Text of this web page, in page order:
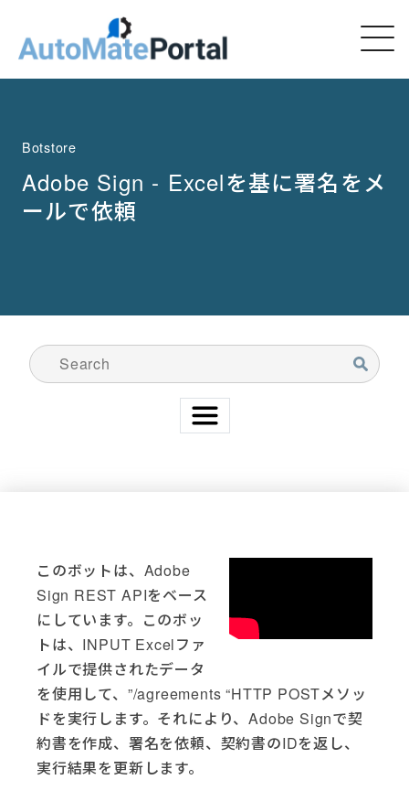
Botstore
Adobe Sign - Excelを基に署名をメ
ールで依頼
このボットは、Adobe
Sign REST APIをベース
にしています。このボッ
トは、INPUT Excelファ
イルで提供されたデータ
を使用して、”/agreements “HTTP POSTメソッ
ドを実行します。それにより、Adobe Signで契
約書を作成、署名を依頼、契約書のIDを返し、
実行結果を更新します。
検索
Adobe Sign (2)
AutoMate (37)
Basic Scripting (1)
DocuSign (5)
Email (4)
Excel (6)
File System (14)
Freshdesk (3)
FTP (10)